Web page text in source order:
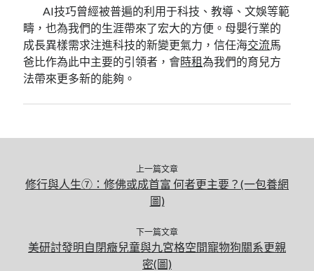
AI技巧曾經被普遍的利用于科技、教導、文娛等範
疇，也為我們的生涯帶來了宏大的方便。母嬰行業的
成長異樣需求注進科技的新變更氣力，信任海交流馬
爸比作為此中主要的引領者，會時租為我們的育兒方
法帶來更多新的能夠。
上一篇文章
修行與人生⑦：修佛或成首富 何者更主要？(一包養網
圖)
下一篇文章
美研討發明自閉癥兒童與九宮格空間寵物狗關系更親
密(圖)